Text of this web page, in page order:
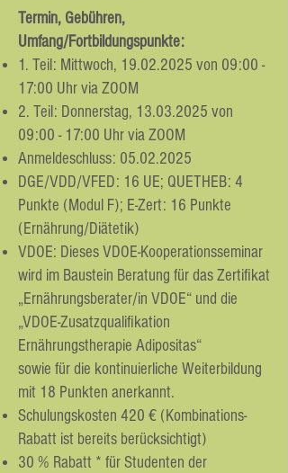
Termin, Gebühren,
Umfang/Fortbildungspunkte:
1. Teil: Mittwoch, 19.02.2025 von 09:00 -
17:00 Uhr via ZOOM
2. Teil: Donnerstag, 13.03.2025 von
09:00 - 17:00 Uhr via ZOOM
Anmeldeschluss: 05.02.2025
DGE/VDD/VFED: 16 UE; QUETHEB: 4
Punkte (Modul F); E-Zert: 16 Punkte
(Ernährung/Diätetik)
VDOE: Dieses VDOE-Kooperationsseminar
wird im Baustein Beratung für das Zertifikat
„Ernährungsberater/in VDOE“ und die
„VDOE-Zusatzqualifikation
Ernährungstherapie Adipositas“
sowie für die kontinuierliche Weiterbildung
mit 18 Punkten anerkannt.
Schulungskosten 420 € (Kombinations-
Rabatt ist bereits berücksichtigt)
30 % Rabatt * für Studenten der